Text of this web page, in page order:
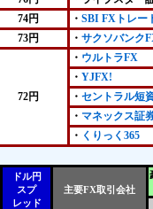
74円 ・ SBI FXトレー
73円 ・ サクソバンク
72円
・ ウルトラFX
・ YJFX!
・ セントラル短
・ マネックス証
・ くりっく365
ドル円
スプ
レッド
主要FX取引会社